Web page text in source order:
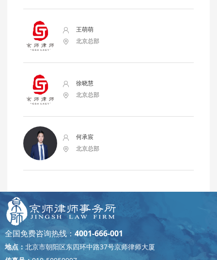
王萌萌
北京总部
徐晓慧
北京总部
何承宸
北京总部
全国免费咨询热线： 4001-666-001
地点： 北京市朝阳区东四环中路37号京师律师大厦